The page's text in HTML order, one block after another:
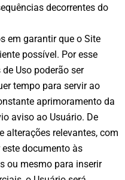
decorrentes do
em garantir que o Site
possível. Por esse
Uso poderão ser
tempo para servir ao
aprimoramento da
aviso ao Usuário. De
alterações relevantes, com
documento às
ou mesmo para inserir